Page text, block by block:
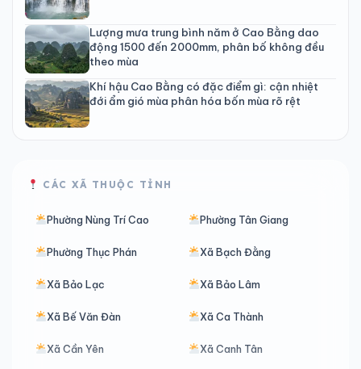
Lượng mưa trung bình năm ở Cao Bằng dao
động 1500 đến 2000mm, phân bố không đều
theo mùa
Khí hậu Cao Bằng có đặc điểm gì: cận nhiệt
đới ẩm gió mùa phân hóa bốn mùa rõ rệt
CÁC XÃ THUỘC TỈNH
Phường Nùng Trí Cao Phường Tân Giang
Phường Thục Phán Xã Bạch Đằng
Xã Bảo Lạc Xã Bảo Lâm
Xã Bế Văn Đàn Xã Ca Thành
Xã Cần Yên Xã Canh Tân